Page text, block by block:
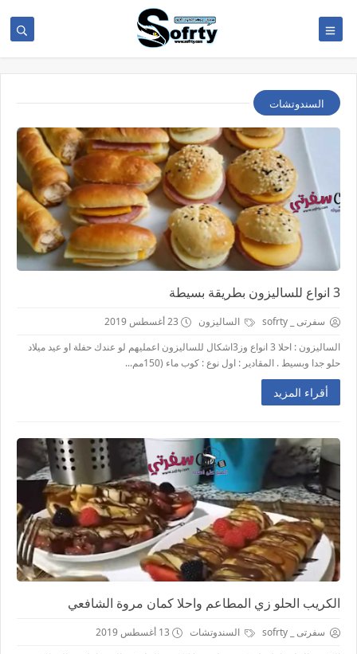
السندوتشات
3 انواع للساليزون بطريقة بسيطة
سفرتى _ sofrty الساليزون
23 أغسطس 2019
الساليزون : احلا 3 انواع وز3اشكال للساليزون اعمليهم لو عندك حفلة او عيد ميلاد
حلو جدا وبسيط . المقادير : اول نوع : كوب ماء (150مم...
أقراء المزيد
الكريب الحلو زي المطاعم واحلا كمان مروة الشافعي
سفرتى _ sofrty السندوتشات
13 أغسطس 2019